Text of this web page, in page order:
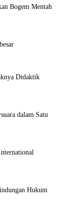
Bogem Mentah
Didaktik
dalam Satu
Hukum